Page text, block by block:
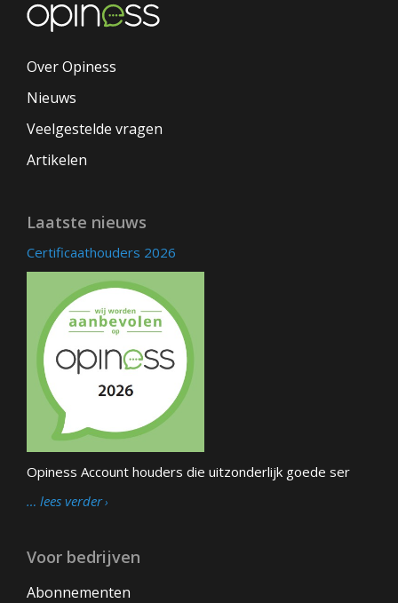
Over Opiness
Nieuws
Veelgestelde vragen
Artikelen
Laatste nieuws
Certificaathouders 2026
Opiness Account houders die uitzonderlijk goede ser
… lees verder
Voor bedrijven
Abonnementen